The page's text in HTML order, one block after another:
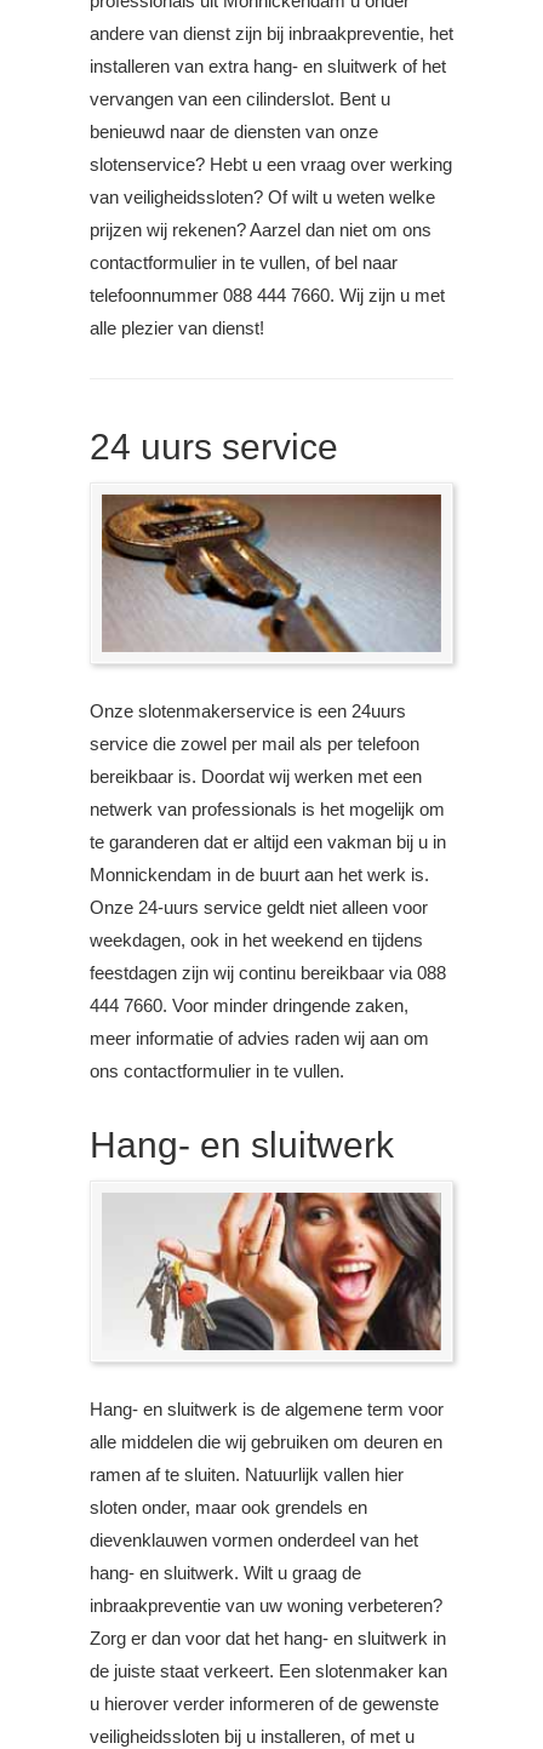
andere van dienst zijn bij inbraakpreventie, het
installeren van extra hang- en sluitwerk of het
vervangen van een cilinderslot. Bent u
benieuwd naar de diensten van onze
slotenservice? Hebt u een vraag over werking
van veiligheidssloten? Of wilt u weten welke
prijzen wij rekenen? Aarzel dan niet om ons
contactformulier in te vullen, of bel naar
telefoonnummer 088 444 7660. Wij zijn u met
alle plezier van dienst!
24 uurs service
Onze slotenmakerservice is een 24uurs
service die zowel per mail als per telefoon
bereikbaar is. Doordat wij werken met een
netwerk van professionals is het mogelijk om
te garanderen dat er altijd een vakman bij u in
Monnickendam in de buurt aan het werk is.
Onze 24-uurs service geldt niet alleen voor
weekdagen, ook in het weekend en tijdens
feestdagen zijn wij continu bereikbaar via 088
444 7660. Voor minder dringende zaken,
meer informatie of advies raden wij aan om
ons contactformulier in te vullen.
Hang- en sluitwerk
Hang- en sluitwerk is de algemene term voor
alle middelen die wij gebruiken om deuren en
ramen af te sluiten. Natuurlijk vallen hier
sloten onder, maar ook grendels en
dievenklauwen vormen onderdeel van het
hang- en sluitwerk. Wilt u graag de
inbraakpreventie van uw woning verbeteren?
Zorg er dan voor dat het hang- en sluitwerk in
de juiste staat verkeert. Een slotenmaker kan
u hierover verder informeren of de gewenste
veiligheidssloten bij u installeren, of met u